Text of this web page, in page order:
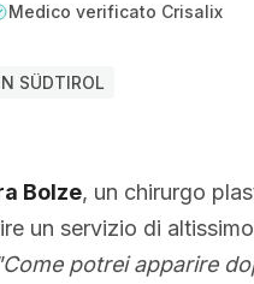
Medico verificato Crisalix
SÜDTIROL
Bolze, un chirurgo
un servizio di
potrei apparire